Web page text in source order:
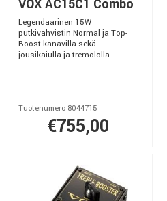
VOX AC15C1 Combo
Legendaarinen 15W
putkivahvistin Normal ja Top-
Boost-kanavilla sekä
jousikaiulla ja tremololla
Tuotenumero 8044715
€755,00